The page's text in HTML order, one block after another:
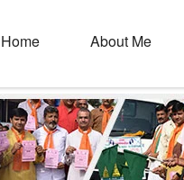
Home About Me